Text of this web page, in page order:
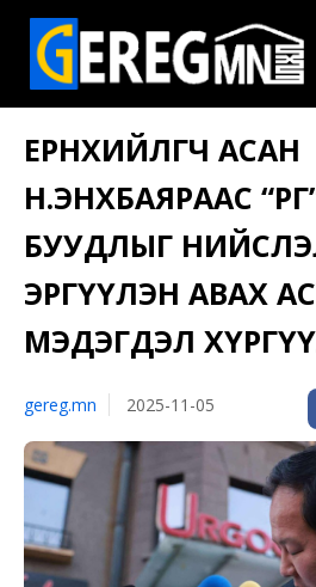
ЕРӨНХИЙЛӨГЧ АСАН
Н.ЭНХБАЯРААС
БУУДЛЫГ
ЭРГҮҮЛЭН АВАХ
МЭДЭГДЭЛ
gereg.mn 2025-11-05